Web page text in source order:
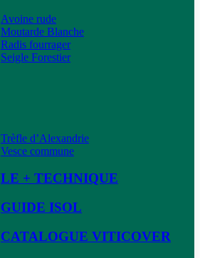
Avoine rude
Moutarde Blanche
Radis fourrager
Seigle Forestier
Trèfle d’Alexandrie
Vesce commune
LE + TECHNIQUE
GUIDE ISOL
CATALOGUE VITICOVER